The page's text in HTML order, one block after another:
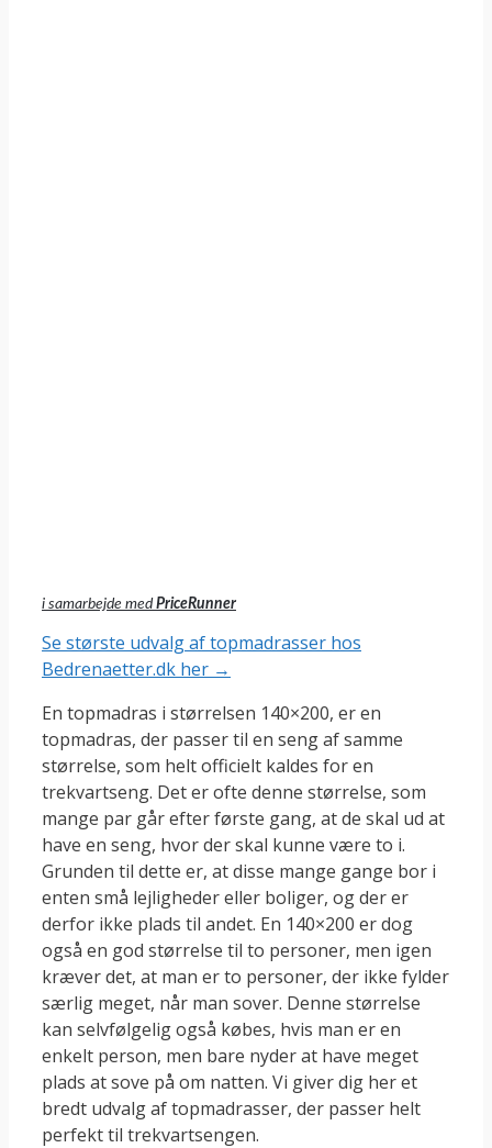
i samarbejde medPriceRunner
Se største udvalg af topmadrasser hos
Bedrenaetter.dk her →
En topmadras i størrelsen 140×200, er en
topmadras, der passer til en seng af samme
størrelse, som helt officielt kaldes for en
trekvartseng. Det er ofte denne størrelse, som
mange par går efter første gang, at de skal ud at
have en seng, hvor der skal kunne være to i.
Grunden til dette er, at disse mange gange bor i
enten små lejligheder eller boliger, og der er
derfor ikke plads til andet. En 140×200 er dog
også en god størrelse til to personer, men igen
kræver det, at man er to personer, der ikke fylder
særlig meget, når man sover. Denne størrelse
kan selvfølgelig også købes, hvis man er en
enkelt person, men bare nyder at have meget
plads at sove på om natten. Vi giver dig her et
bredt udvalg af topmadrasser, der passer helt
perfekt til trekvartsengen.